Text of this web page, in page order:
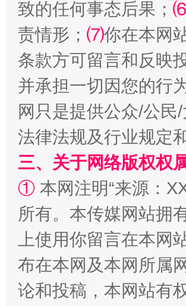
扯下公款旅游的“隐身衣”
“蜀中异人”王建安的艺术幻境
致的任何事态后果；
责情形； ⑺你在本网
条款方可留言和反映
并承担一切因您的行
网只是提供公众/公
法律法规及行业规定
三、关于网络版权权
① 本网注明“来源：
所有。本传媒网站拥
上使用你留言在本
布在本网及本网所属
论和投稿，本网站有